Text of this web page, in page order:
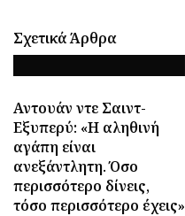
Σχετικά Άρθρα
Αντουάν ντε Σαιντ-
Εξυπερύ: «Η αληθινή
αγάπη είναι
ανεξάντλητη. Όσο
περισσότερο δίνεις,
τόσο περισσότερο έχεις»